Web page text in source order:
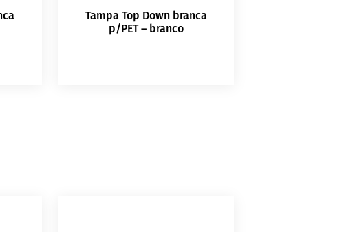
Tampa Top Down branca
p/PET – branco